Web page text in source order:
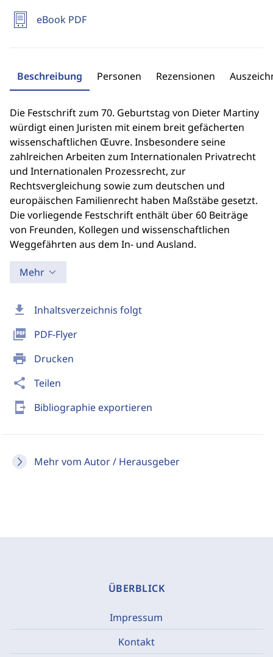
download Inhaltsverzeichnis folgt
picture_as_pdf PDF-Flyer
print Drucken
share Teilen
send_to_mobile Bibliographie exportieren
Mehr vom Autor / Herausgeber
eBook PDF
Beschreibung Personen Rezensionen
Die Festschrift zum 70. Geburtstag von Dieter Martiny
würdigt einen Juristen mit einem breit gefächerten
wissenschaftlichen Œuvre. Insbesondere seine
zahlreichen Arbeiten zum Internationalen Privatrecht
und Internationalen Prozessrecht, zur
Rechtsvergleichung sowie zum deutschen und
europäischen Familienrecht haben Maßstäbe gesetzt.
Die vorliegende Festschrift enthält über 60 Beiträge
von Freunden, Kollegen und wissenschaftlichen
Weggefährten aus dem In- und Ausland.
Mehr
ÜBERBLICK
Impressum
Kontakt